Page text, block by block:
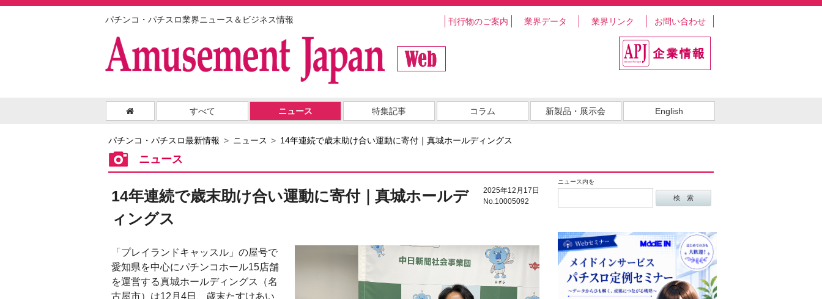
パチンコ・パチスロ業界ニュース＆ビジネス情報 刊行物のご案内 業界データ 業界リンク お問い合わせ
すべて ニュース 特集記事 コラム 新製品・展示会 English
パチンコ・パチスロ最新情報 ニュース 14年連続で歳末助け合い運動に寄付｜真城ホールディングス
ニュース
ニュース内を
2025年12月17日
No.10005092
14年連続で歳末助け合い運動に寄付｜真城ホールデ
ィングス
「プレイランドキャッスル」の屋号で
愛知県を中心にパチンコホール15店舗
を運営する真城ホールディングス（名
古屋市）は12月4日、歳末たすけあい